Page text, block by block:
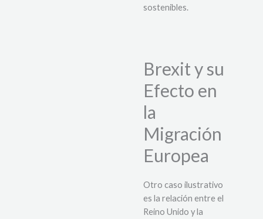
sostenibles.
Brexit y su
Efecto en
la
Migración
Europea
Otro caso ilustrativo
es la relación entre el
Reino Unido y la